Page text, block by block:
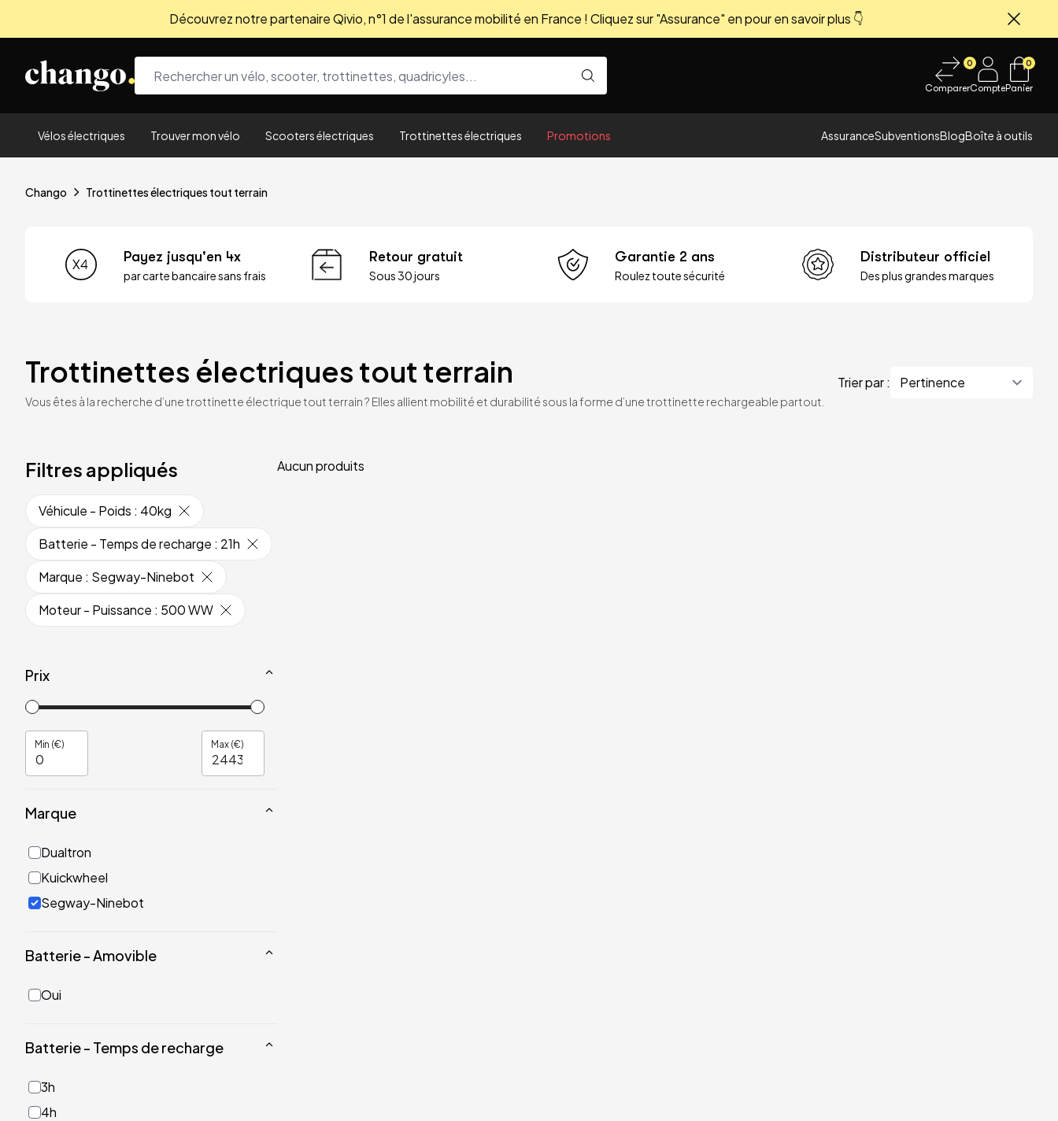
Découvrez notre partenaire Qivio, n°1 de l'assurance mobilité en France ! Cliquez sur "Assurance" en pour en savoir plus 👇
0
ComparerCompte
0
Panier
Vélos électriques Trouver mon vélo Scooters électriques Trottinettes électriques Promotions AssuranceSubventionsBlogBoîte à outils
Chango Trottinettes électriques tout terrain
Payez jusqu'en 4x
par carte bancaire sans frais
Retour gratuit
Sous 30 jours
Garantie 2 ans
Roulez toute sécurité
Distributeur officiel
Des plus grandes marques
Trottinettes électriques tout terrain
Vous êtes à la recherche d’une trottinette électrique tout terrain ? Elles allient mobilité et durabilité sous la forme d’une trottinette rechargeable partout.
Trier par :
Filtres appliqués
Véhicule - Poids : 40kg
Batterie - Temps de recharge : 21h
Marque : Segway-Ninebot
Moteur - Puissance : 500 WW
Prix
Min (€) Max (€)
Marque
Dualtron
Kuickwheel
Segway-Ninebot
Batterie - Amovible
Oui
Batterie - Temps de recharge
3h
4h
Aucun produits